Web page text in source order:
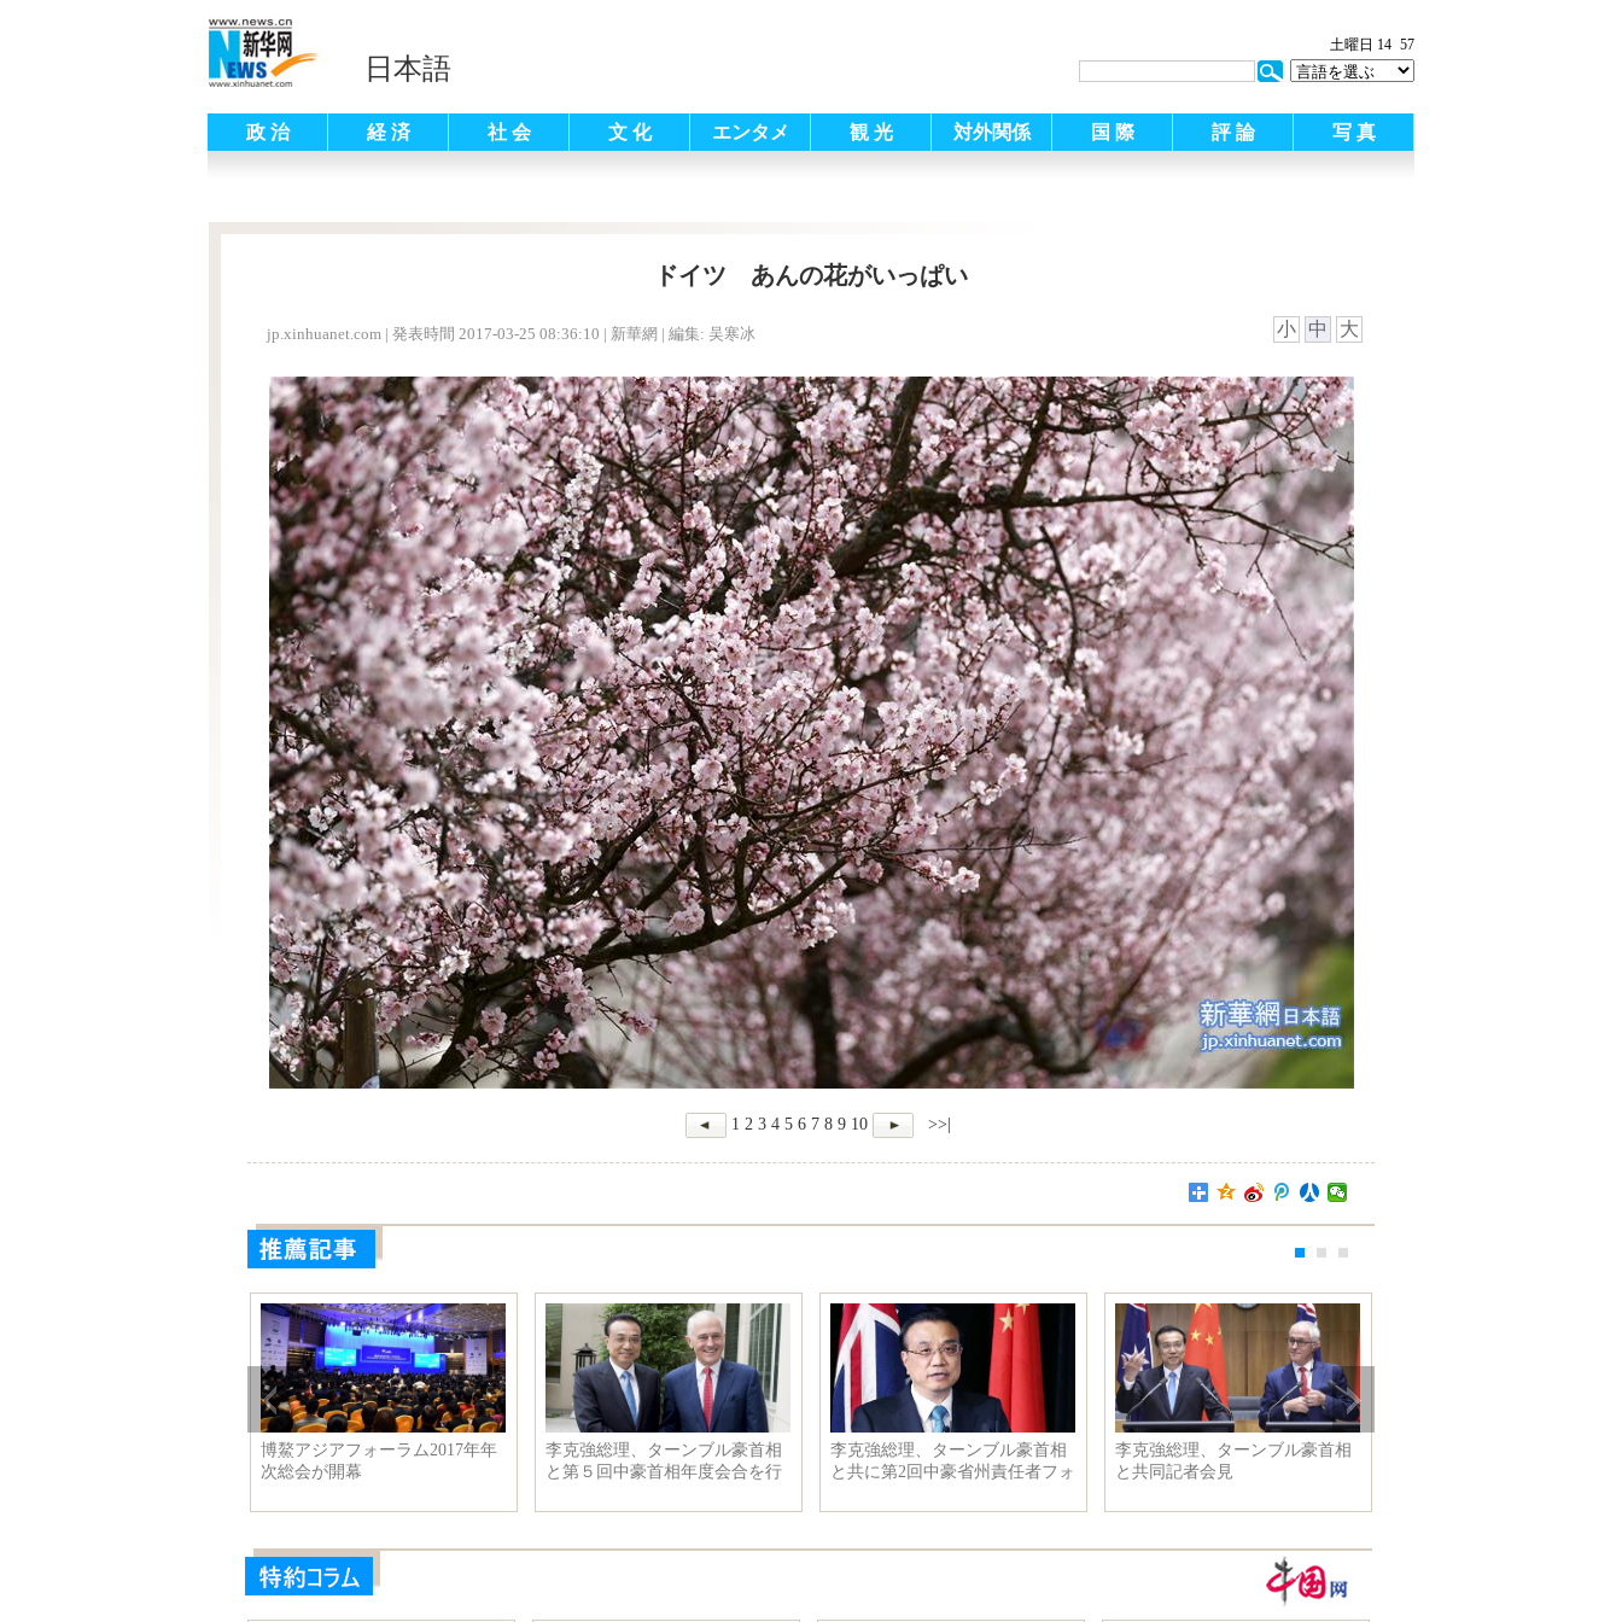
日本語
土曜日 14 57
政 治 経 済 社 会 文 化 エンタメ 観 光 対外関係 国 際 評 論 写 真
ドイツ あんの花がいっぱい
jp.xinhuanet.com | 発表時間 2017-03-25 08:36:10 | 新華網 | 編集: 吴寒冰 小 中 大
1 2 3 4 5 6 7 8 9 10 >>|
博鰲アジアフォーラム2017年年
李克強総理、ターンブル豪首相
と第５回中豪首相年度会合を行
李克強総理、ターンブル豪首相
と共に第2回中豪省州責任者フォ
李克強総理、ターンブル豪首相
と共同記者会見
李克強総理、ターンブル豪首相